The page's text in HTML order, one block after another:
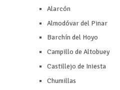
Alarcón
Almodóvar del Pinar
Barchín del Hoyo
Campillo de Altobuey
Castillejo de Iniesta
Chumillas